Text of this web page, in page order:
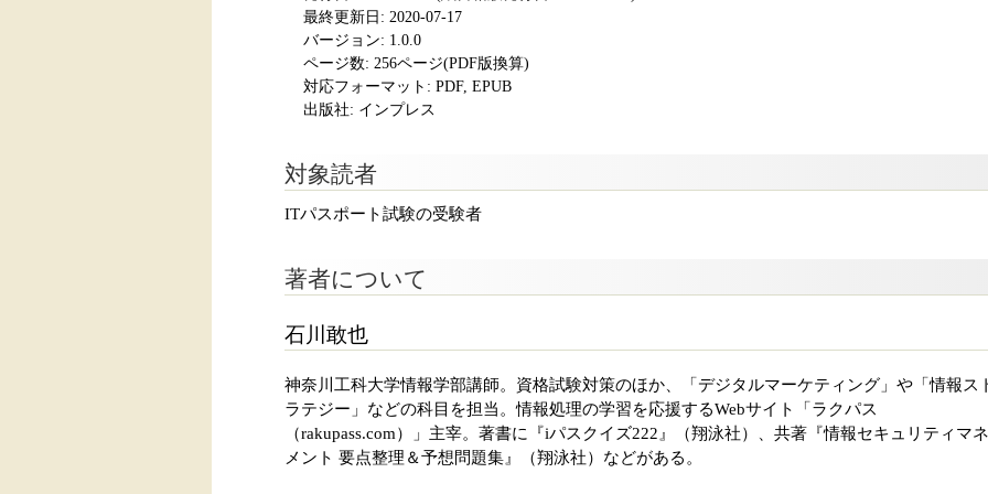
最終更新日: 2020-07-17
バージョン: 1.0.0
ページ数: 256ページ(PDF版換算)
対応フォーマット: PDF, EPUB
出版社: インプレス
対象読者
ITパスポート試験の受験者
著者について
石川敢也
神奈川工科大学情報学部講師。資格試験対策のほか、「デジタルマーケティング」や「情報ス
ラテジー」などの科目を担当。情報処理の学習を応援するWebサイト「ラクパス
（rakupass.com）」主宰。著書に『iパスクイズ222』（翔泳社）、共著『情報セキュリティマ
メント 要点整理＆予想問題集』（翔泳社）などがある。